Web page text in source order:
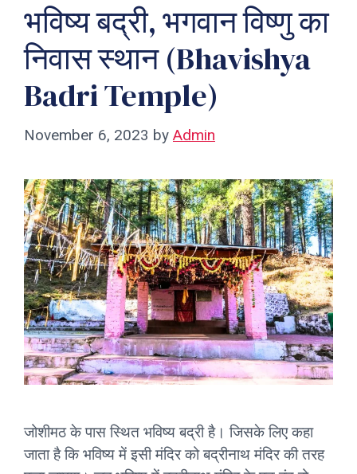
भविष्य बद्री, भगवान विष्णु का
निवास स्थान (Bhavishya
Badri Temple)
November 6, 2023 by Admin
जोशीमठ के पास स्थित भविष्य बद्री है। जिसके लिए कहा
जाता है कि भविष्य में इसी मंदिर को बद्रीनाथ मंदिर की तरह